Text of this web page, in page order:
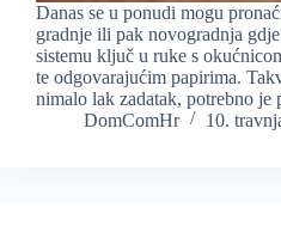
Danas se u ponudi mogu
gradnje ili pak novogradnja
sistemu ključ u ruke s
te odgovarajućim papirima.
nimalo lak zadatak, potrebno
DomComHr
10.